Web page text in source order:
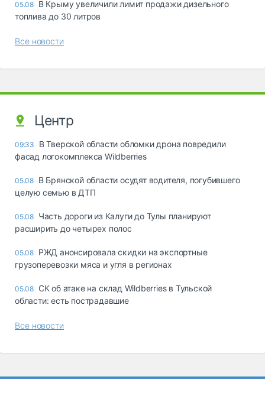
05.08 В Крыму увеличили лимит продажи дизельного
топлива до 30 литров
Все новости
Центр
09:33
В Тверской области обломки дрона повредили
фасад логокомплекса Wildberries
05.08 В Брянской области осудят водителя, погубившего
целую семью в ДТП
05.08 Часть дороги из Калуги до Тулы планируют
расширить до четырех полос
05.08 РЖД анонсировала скидки на экспортные
грузоперевозки мяса и угля в регионах
05.08 СК об атаке на склад Wildberries в Тульской
области: есть пострадавшие
Все новости